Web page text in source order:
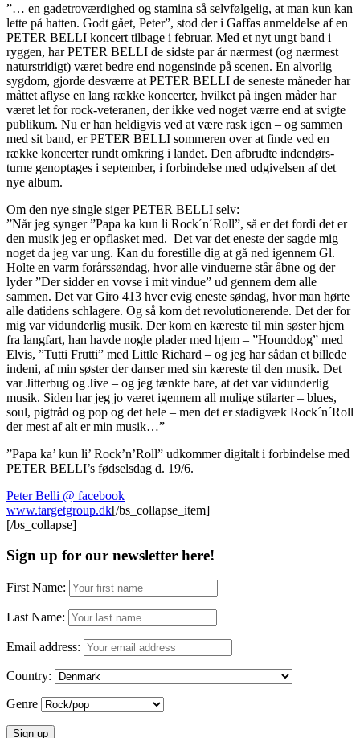
”… en gadetroværdighed og stamina så selvfølgelig, at man kun kan
lette på hatten. Godt gået, Peter”, stod der i Gaffas anmeldelse af en
PETER BELLI koncert tilbage i februar. Med et nyt ungt band i
ryggen, har PETER BELLI de sidste par år nærmest (og nærmest
naturstridigt) været bedre end nogensinde på scenen. En alvorlig
sygdom, gjorde desværre at PETER BELLI de seneste måneder har
måttet aflyse en lang række koncerter, hvilket på ingen måder har
været let for rock-veteranen, der ikke ved noget værre end at svigte
publikum. Nu er han heldigvis ved at være rask igen – og sammen
med sit band, er PETER BELLI sommeren over at finde ved en
række koncerter rundt omkring i landet. Den afbrudte indendørs-
turne genoptages i september, i forbindelse med udgivelsen af det
nye album.
Om den nye single siger PETER BELLI selv:
”Når jeg synger ”Papa ka kun li Rock´n´Roll”, så er det fordi det er
den musik jeg er opflasket med. Det var det eneste der sagde mig
noget da jeg var ung. Kan du forestille dig at gå ned igennem Gl.
Holte en varm forårssøndag, hvor alle vinduerne står åbne og der
lyder ”Der sidder en vovse i mit vindue” ud gennem dem alle
sammen. Det var Giro 413 hver evig eneste søndag, hvor man hørte
alle datidens schlagere. Og så kom det revolutionerende. Det der for
mig var vidunderlig musik. Der kom en kæreste til min søster hjem
fra langfart, han havde nogle plader med hjem – ”Hounddog” med
Elvis, ”Tutti Frutti” med Little Richard – og jeg har sådan et billede
indeni, af min søster der danser med sin kæreste til den musik. Det
var Jitterbug og Jive – og jeg tænkte bare, at det var vidunderlig
musik. Siden har jeg jo været igennem all mulige stilarter – blues,
soul, pigtråd og pop og det hele – men det er stadigvæk Rock´n´Roll
der mest af alt er min musik…”
”Papa ka’ kun li’ Rock’n’Roll” udkommer digitalt i forbindelse med
PETER BELLI’s fødselsdag d. 19/6.
Peter Belli @ facebook
www.targetgroup.dk[/bs_collapse_item]
[/bs_collapse]
Sign up for our newsletter here!
First Name:
Last Name:
Email address:
Country:
Genre